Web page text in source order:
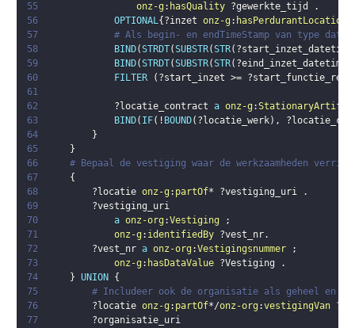
55
onz-g : hasQuality ?gewerkte_tijd
.
56
OPTIONAL{ ?inzet onz-g : hasPerdurantLocation
57
# Als begin- en endTimeStamp van type
58
BIND(STRDT(SUBSTR(STR( ?start_inzet_datetime
59
BIND(STRDT(SUBSTR(STR( ?eind_inzet_datetime
60
FILTER ( ?start_inzet >=
61
62
?locatie_contract a onz-g :
63
BIND( IF( ! BOUND( ?locatie_werk) ,
64
}
65
}
66
# Bepaal de vestiging waar de werkzaamheden
67
{
68
?locatie onz-g : partOf* ?vestiging_uri
.
69
?vestiging_uri
70
a onz-org :Vestiging
;
71
onz-g : identifiedBy ?vest_nr.
72
?vest_nr a onz-org :Vestigingsnummer
;
73
onz-g : hasDataValue ?Vestiging
.
74
} UNION
{
75
# Includeer ook de organisatie als geheel en
76
?locatie onz-g : partOf*/onz-org :vestigingVan
77
?organisatie_uri